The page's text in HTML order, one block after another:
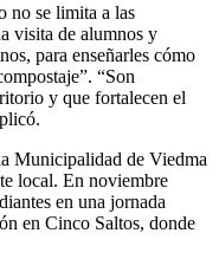
no se limita a las
visita de alumnos y
para enseñarles cómo
“Son
y que fortalecen el
Municipalidad de Viedma
local. En noviembre
en una jornada
en Cinco Saltos, donde